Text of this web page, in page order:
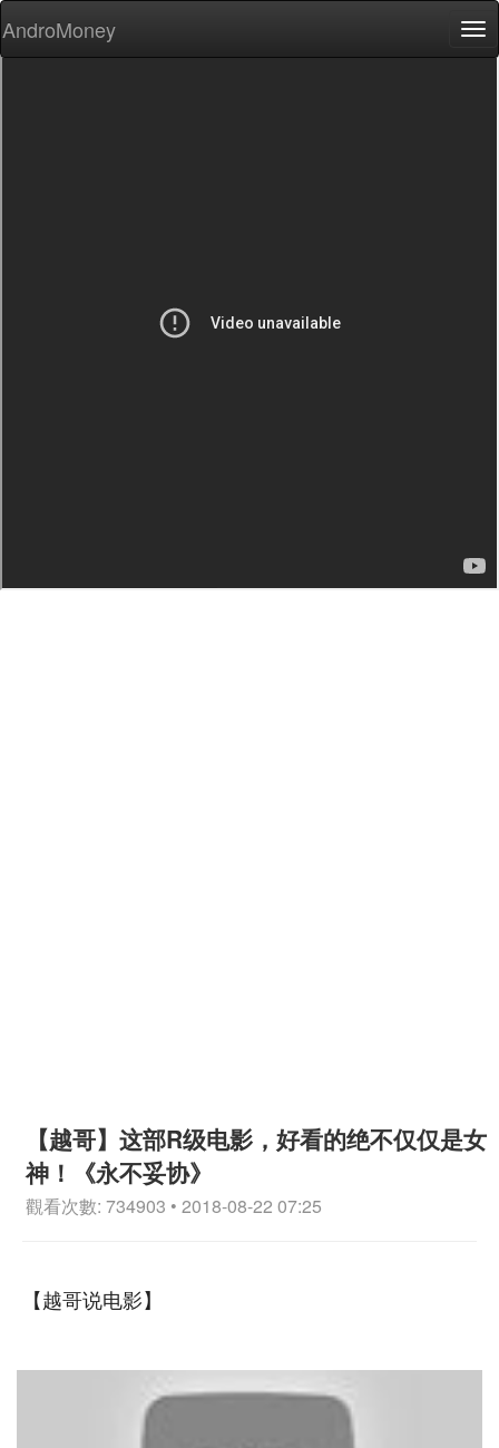
AndroMoney
【越哥】这部R级电影，好看的绝不仅仅是女
神！《永不妥协》
觀看次數: 734903 • 2018-08-22 07:25
【越哥说电影】